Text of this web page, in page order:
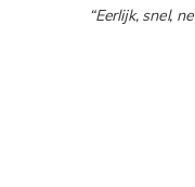
“Eerlijk, snel,